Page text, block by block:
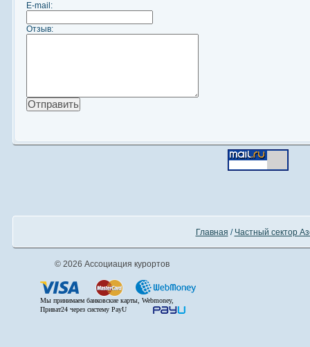
E-mail:
Отзыв:
Главная / Частный сектор
© 2026 Ассоциация курортов
Мы принимаем банковские карты, Webmoney,
Приват24 через систему PayU